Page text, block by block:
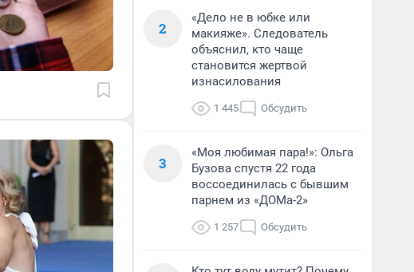
2
«Дело не в юбке или
макияже». Следователь
объяснил, кто чаще
становится жертвой
изнасилования
1 445 Обсудить
3
«Моя любимая пара!»: Ольга
Бузова спустя 22 года
воссоединилась с бывшим
парнем из «ДОМа-2»
1 257 Обсудить